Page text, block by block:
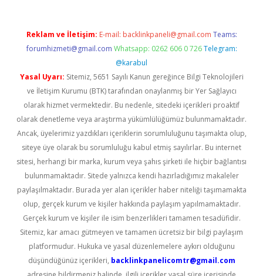
Reklam ve İletişim: E-mail: backlinkpaneli@gmail.com Teams:
forumhizmeti@gmail.com Whatsapp: 0262 606 0 726 Telegram:
@karabul
Yasal Uyarı: Sitemiz, 5651 Sayılı Kanun gereğince Bilgi Teknolojileri
ve İletişim Kurumu (BTK) tarafından onaylanmış bir Yer Sağlayıcı
olarak hizmet vermektedir. Bu nedenle, sitedeki içerikleri proaktif
olarak denetleme veya araştırma yükümlülüğümüz bulunmamaktadır.
Ancak, üyelerimiz yazdıkları içeriklerin sorumluluğunu taşımakta olup,
siteye üye olarak bu sorumluluğu kabul etmiş sayılırlar. Bu internet
sitesi, herhangi bir marka, kurum veya şahıs şirketi ile hiçbir bağlantısı
bulunmamaktadır. Sitede yalnızca kendi hazırladığımız makaleler
paylaşılmaktadır. Burada yer alan içerikler haber niteliği taşımamakta
olup, gerçek kurum ve kişiler hakkında paylaşım yapılmamaktadır.
Gerçek kurum ve kişiler ile isim benzerlikleri tamamen tesadüfidir.
Sitemiz, kar amacı gütmeyen ve tamamen ücretsiz bir bilgi paylaşım
platformudur. Hukuka ve yasal düzenlemelere aykırı olduğunu
düşündüğünüz içerikleri, backlinkpanelicomtr@gmail.com